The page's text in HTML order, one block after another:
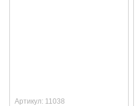
Артикул: 11038